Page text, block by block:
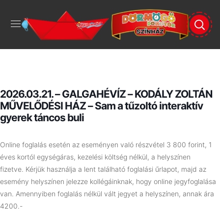
2026.03.21. – GALGAHÉVÍZ – KODÁLY ZOLTÁN
MŰVELŐDÉSI HÁZ – Sam a tűzoltó interaktív
gyerek táncos buli
Online foglalás esetén az eseményen való részvétel 3 800 forint, 1
éves kortól egységáras, kezelési költség nélkül, a helyszínen
fizetve. Kérjük használja a lent található foglalási űrlapot, majd az
esemény helyszínen jelezze kollégáinknak, hogy online jegyfoglalása
van. Amennyiben foglalás nélkül vált jegyet a helyszínen, annak ára
4200.-